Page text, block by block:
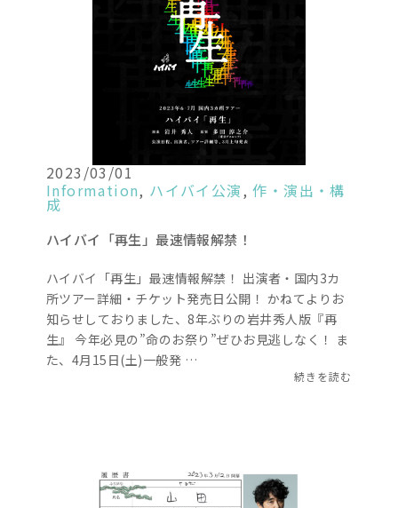
2023/03/01
Information, ハイバイ公演,作・演出・構
成
ハイバイ「再生」最速情報解禁！
ハイバイ「再生」最速情報解禁！ 出演者・国内3カ
所ツアー詳細・チケット発売日公開！ かねてよりお
知らせしておりました、8年ぶりの岩井秀人版『再
生』 今年必見の”命のお祭り”ぜひお見逃しなく！ ま
た、4月15日(土)一般発 …
続きを読む